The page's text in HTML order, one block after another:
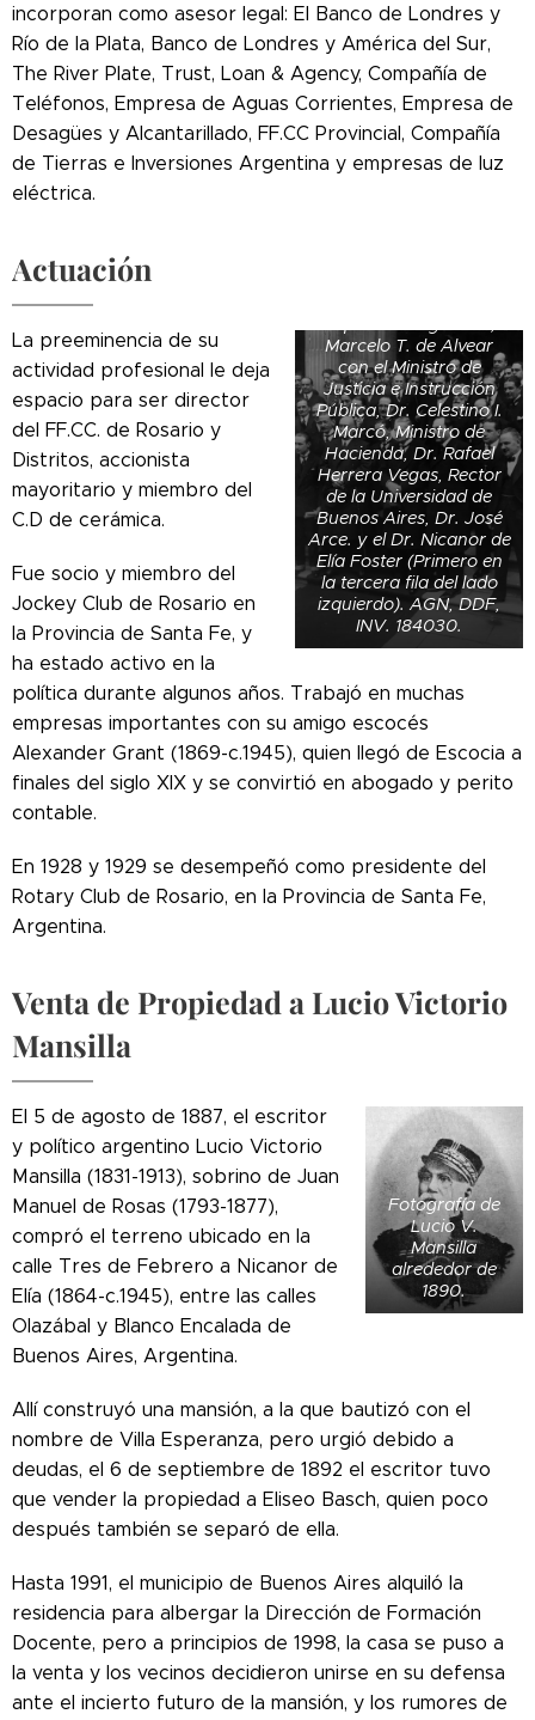
incorporan como asesor legal: El Banco de Londres y
Río de la Plata, Banco de Londres y América del Sur,
The River Plate, Trust, Loan & Agency, Compañía de
Teléfonos, Empresa de Aguas Corrientes, Empresa de
Desagües y Alcantarillado, FF.CC Provincial, Compañía
de Tierras e Inversiones Argentina y empresas de luz
eléctrica.
Actuación
Marcelo T. de Alvear
con el Ministro de
Justicia e Instrucción
Pública, Dr. Celestino I.
Marcó, Ministro de
Hacienda, Dr. Rafael
Herrera Vegas, Rector
de la Universidad de
Buenos Aires, Dr. José
Arce. y el Dr. Nicanor de
Elía Foster (Primero en
la tercera fila del lado
izquierdo). AGN, DDF,
INV. 184030.
La preeminencia de su
actividad profesional le deja
espacio para ser director
del FF.CC. de Rosario y
Distritos, accionista
mayoritario y miembro del
C.D de cerámica.
Fue socio y miembro del
Jockey Club de Rosario en
la Provincia de Santa Fe, y
ha estado activo en la
política durante algunos años. Trabajó en muchas
empresas importantes con su amigo escocés
Alexander Grant (1869-c.1945), quien llegó de Escocia a
finales del siglo XIX y se convirtió en abogado y perito
contable.
En 1928 y 1929 se desempeñó como presidente del
Rotary Club de Rosario, en la Provincia de Santa Fe,
Argentina.
Venta de Propiedad a Lucio Victorio
Mansilla
Fotografía de
Lucio V.
Mansilla
alrededor de
1890.
El 5 de agosto de 1887, el escritor
y político argentino Lucio Victorio
Mansilla (1831-1913), sobrino de Juan
Manuel de Rosas (1793-1877),
compró el terreno ubicado en la
calle Tres de Febrero a Nicanor de
Elía (1864-c.1945), entre las calles
Olazábal y Blanco Encalada de
Buenos Aires, Argentina.
Allí construyó una mansión, a la que bautizó con el
nombre de Villa Esperanza, pero urgió debido a
deudas, el 6 de septiembre de 1892 el escritor tuvo
que vender la propiedad a Eliseo Basch, quien poco
después también se separó de ella.
Hasta 1991, el municipio de Buenos Aires alquiló la
residencia para albergar la Dirección de Formación
Docente, pero a principios de 1998, la casa se puso a
la venta y los vecinos decidieron unirse en su defensa
ante el incierto futuro de la mansión, y los rumores de